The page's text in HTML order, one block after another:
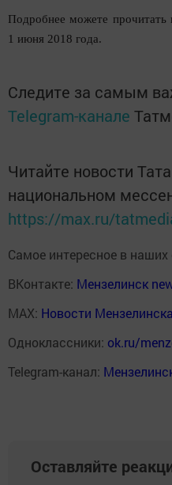
Подробнее можете
1 июня 2018 года.
Следите за самым
Telegram-канале
Читайте новости
национальном
https://max.ru/
Самое интересное в
ВКонтакте: Мензелинск
MAX: Новости
Одноклассники: ok.ru/
Telegram-канал:
Оставляйте